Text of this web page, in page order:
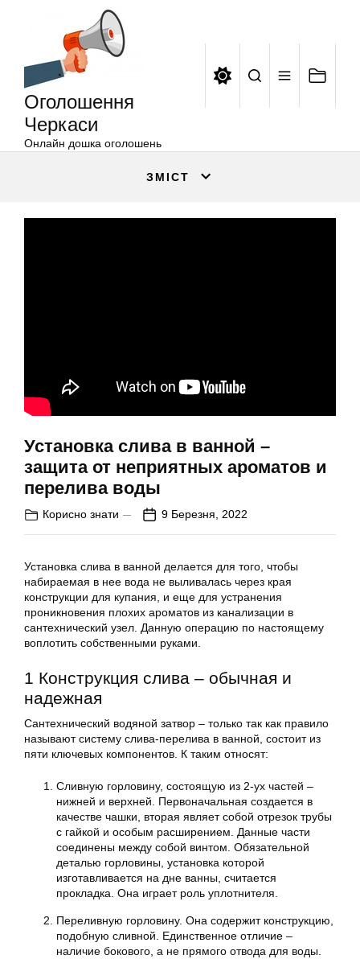
Оголошення
Черкаси
Онлайн дошка оголошень
ЗМІСТ
Установка слива в ванной –
защита от неприятных ароматов и
перелива воды
Корисно знати 9 Березня, 2022
Установка слива в ванной делается для того, чтобы
набираемая в нее вода не выливалась через края
конструкции для купания, и еще для устранения
проникновения плохих ароматов из канализации в
сантехнический узел. Данную операцию по настоящему
воплотить собственными руками.
1 Конструкция слива – обычная и
надежная
Сантехнический водяной затвор – только так как правило
называют систему слива-перелива в ванной, состоит из
пяти ключевых компонентов. К таким относят:
Сливную горловину, состоящую из 2-ух частей –
нижней и верхней. Первоначальная создается в
качестве чашки, вторая являет собой отрезок трубы
с гайкой и особым расширением. Данные части
соединены между собой винтом. Обязательной
деталью горловины, установка которой
изготавливается на дне ванны, считается
прокладка. Она играет роль уплотнителя.
Переливную горловину. Она содержит конструкцию,
подобную сливной. Единственное отличие –
наличие бокового, а не прямого отвода для воды.